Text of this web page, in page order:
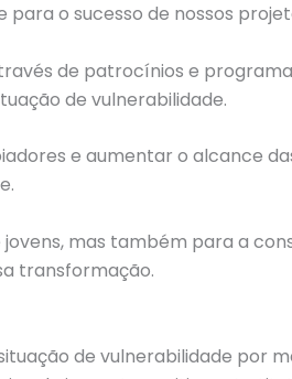
o sucesso de nossos
de patrocínios e
de vulnerabilidade.
e aumentar o alcance
mas também para a
transformação.
de vulnerabilidade por